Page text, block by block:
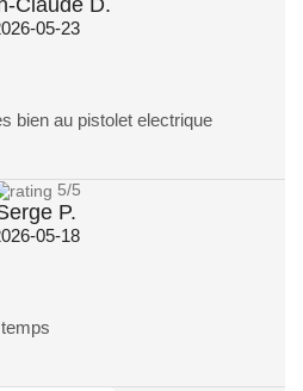
Claude D.
05-23
bien au pistolet electrique
5/5
P.
05-18